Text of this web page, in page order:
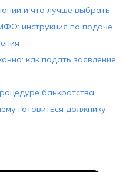
и что лучше выбрать
инструкция по подаче
как подать заявление
банкротства
готовиться должнику